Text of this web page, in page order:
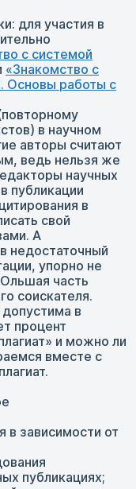
для участия в
с системой
«Знакомство с
Основы работы с
в научном
авторы считают
ведь нельзя же
научных
публикации
в
свой
А
недостаточный
упорно не
часть
соискателя.
в
процент
и можно ли
вместе с
в зависимости от
публикациях;